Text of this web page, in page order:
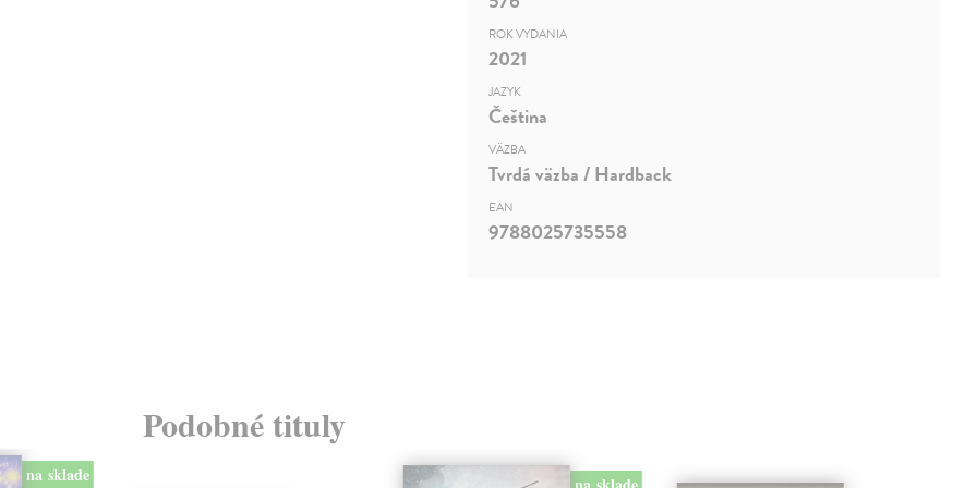
ROK VYDANIA
2021
JAZYK
Čeština
VÄZBA
Tvrdá väzba / Hardback
EAN
9788025735558
Podobné tituly
na sklade